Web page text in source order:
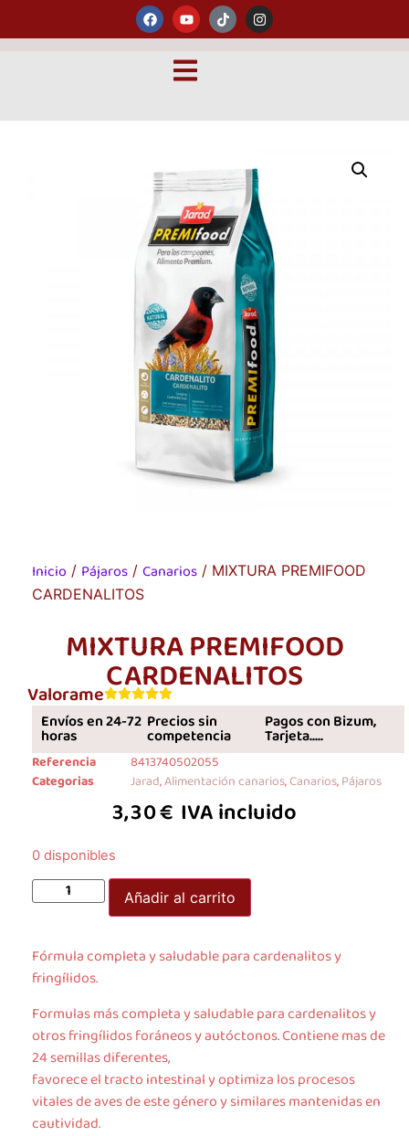
Inicio / Pájaros / Canarios / MIXTURA PREMIFOOD
CARDENALITOS
MIXTURA PREMIFOOD
CARDENALITOS
Valorame
Envíos en 24-72
horas
Precios sin
competencia
Pagos con Bizum,
Tarjeta.....
Referencia
8413740502055
Categorias
Jarad,Alimentación canarios,Canarios,Pájaros
3,30€ IVA incluido
0 disponibles
Añadir al carrito
Fórmula completa y saludable para cardenalitos y
fringílidos.
Formulas más completa y saludable para cardenalitos y
otros fringílidos foráneos y autóctonos. Contiene mas de
24 semillas diferentes,
favorece el tracto intestinal y optimiza los procesos
vitales de aves de este género y similares mantenidas en
cautividad.